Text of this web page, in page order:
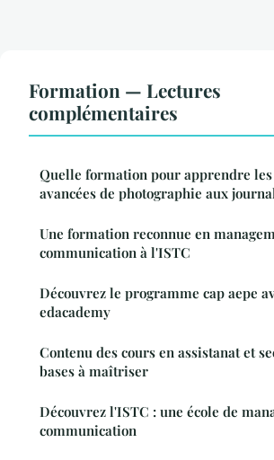
Formation — Lectures
complémentaires
Quelle formation pour apprendre
avancées de photographie aux
Une formation reconnue en
communication à l'ISTC
Découvrez le programme cap aepe
edacademy
Contenu des cours en assistanat et
bases à maîtriser
Découvrez l'ISTC : une école de
communication